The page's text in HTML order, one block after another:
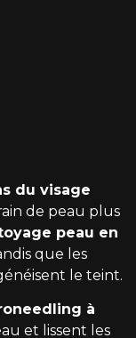
du visage
de peau plus
peau en
que les
le teint.
à
et lissent les